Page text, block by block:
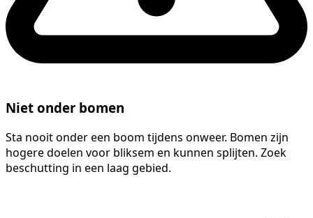
Niet onder bomen
Sta nooit onder een boom tijdens onweer. Bomen zijn
hogere doelen voor bliksem en kunnen splijten. Zoek
beschutting in een laag gebied.